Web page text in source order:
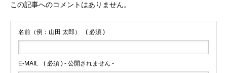
この記事へのコメントはありません。
名前（例：山田 太郎） ( 必須 )
E-MAIL ( 必須 ) - 公開されません -